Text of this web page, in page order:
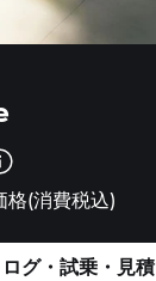
格(消費税込)
グ・試乗・見積